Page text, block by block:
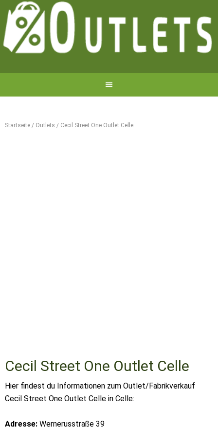
Startseite / Outlets / Cecil Street One Outlet Celle
Cecil Street One Outlet Celle
Hier findest du Informationen zum Outlet/Fabrikverkauf
Cecil Street One Outlet Celle in Celle:
Adresse: Wernerusstraße 39